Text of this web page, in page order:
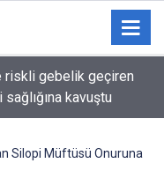
riskli gebelik geçiren
kavuştu
Silopi Müftüsü Onuruna